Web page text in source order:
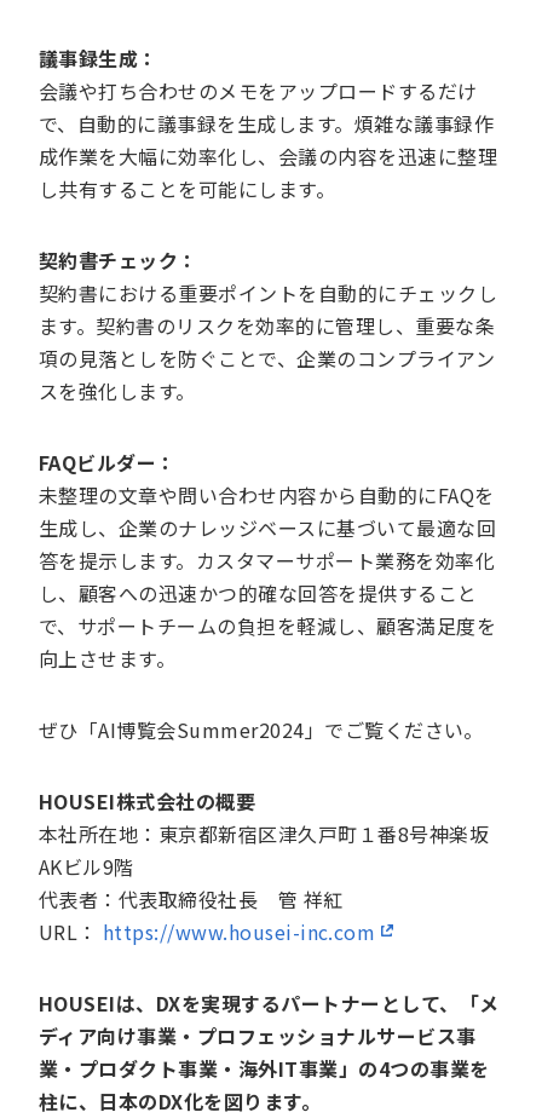
議事録生成：
会議や打ち合わせのメモをアップロードするだけ
で、自動的に議事録を生成します。煩雑な議事録作
成作業を大幅に効率化し、会議の内容を迅速に整理
し共有することを可能にします。
契約書チェック：
契約書における重要ポイントを自動的にチェックし
ます。契約書のリスクを効率的に管理し、重要な条
項の見落としを防ぐことで、企業のコンプライアン
スを強化します。
FAQビルダー：
未整理の文章や問い合わせ内容から自動的にFAQを
生成し、企業のナレッジベースに基づいて最適な回
答を提示します。カスタマーサポート業務を効率化
し、顧客への迅速かつ的確な回答を提供すること
で、サポートチームの負担を軽減し、顧客満足度を
向上させます。
ぜひ「AI博覧会Summer2024」でご覧ください。
HOUSEI株式会社の概要
本社所在地：東京都新宿区津久戸町１番8号神楽坂
AKビル9階
代表者：代表取締役社長 管 祥紅
URL： https://www.housei-inc.com
HOUSEIは、DXを実現するパートナーとして、「メ
ディア向け事業・プロフェッショナルサービス事
業・プロダクト事業・海外IT事業」の4つの事業を
柱に、日本のDX化を図ります。